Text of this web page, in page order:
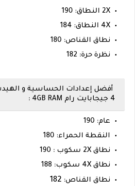
2X النطاق: 190
4X النطاق: 184
نطاق القناص: 180
نظرة حرة: 182
أفضل إعدادات الحساسية و
4 جيجابايت رام 4GB RAM :
عام: 190
النقطة الحمراء: 180
نطاق 2X سكوب : 190
نطاق 4X سكوب: 188
نطاق القناص: 182